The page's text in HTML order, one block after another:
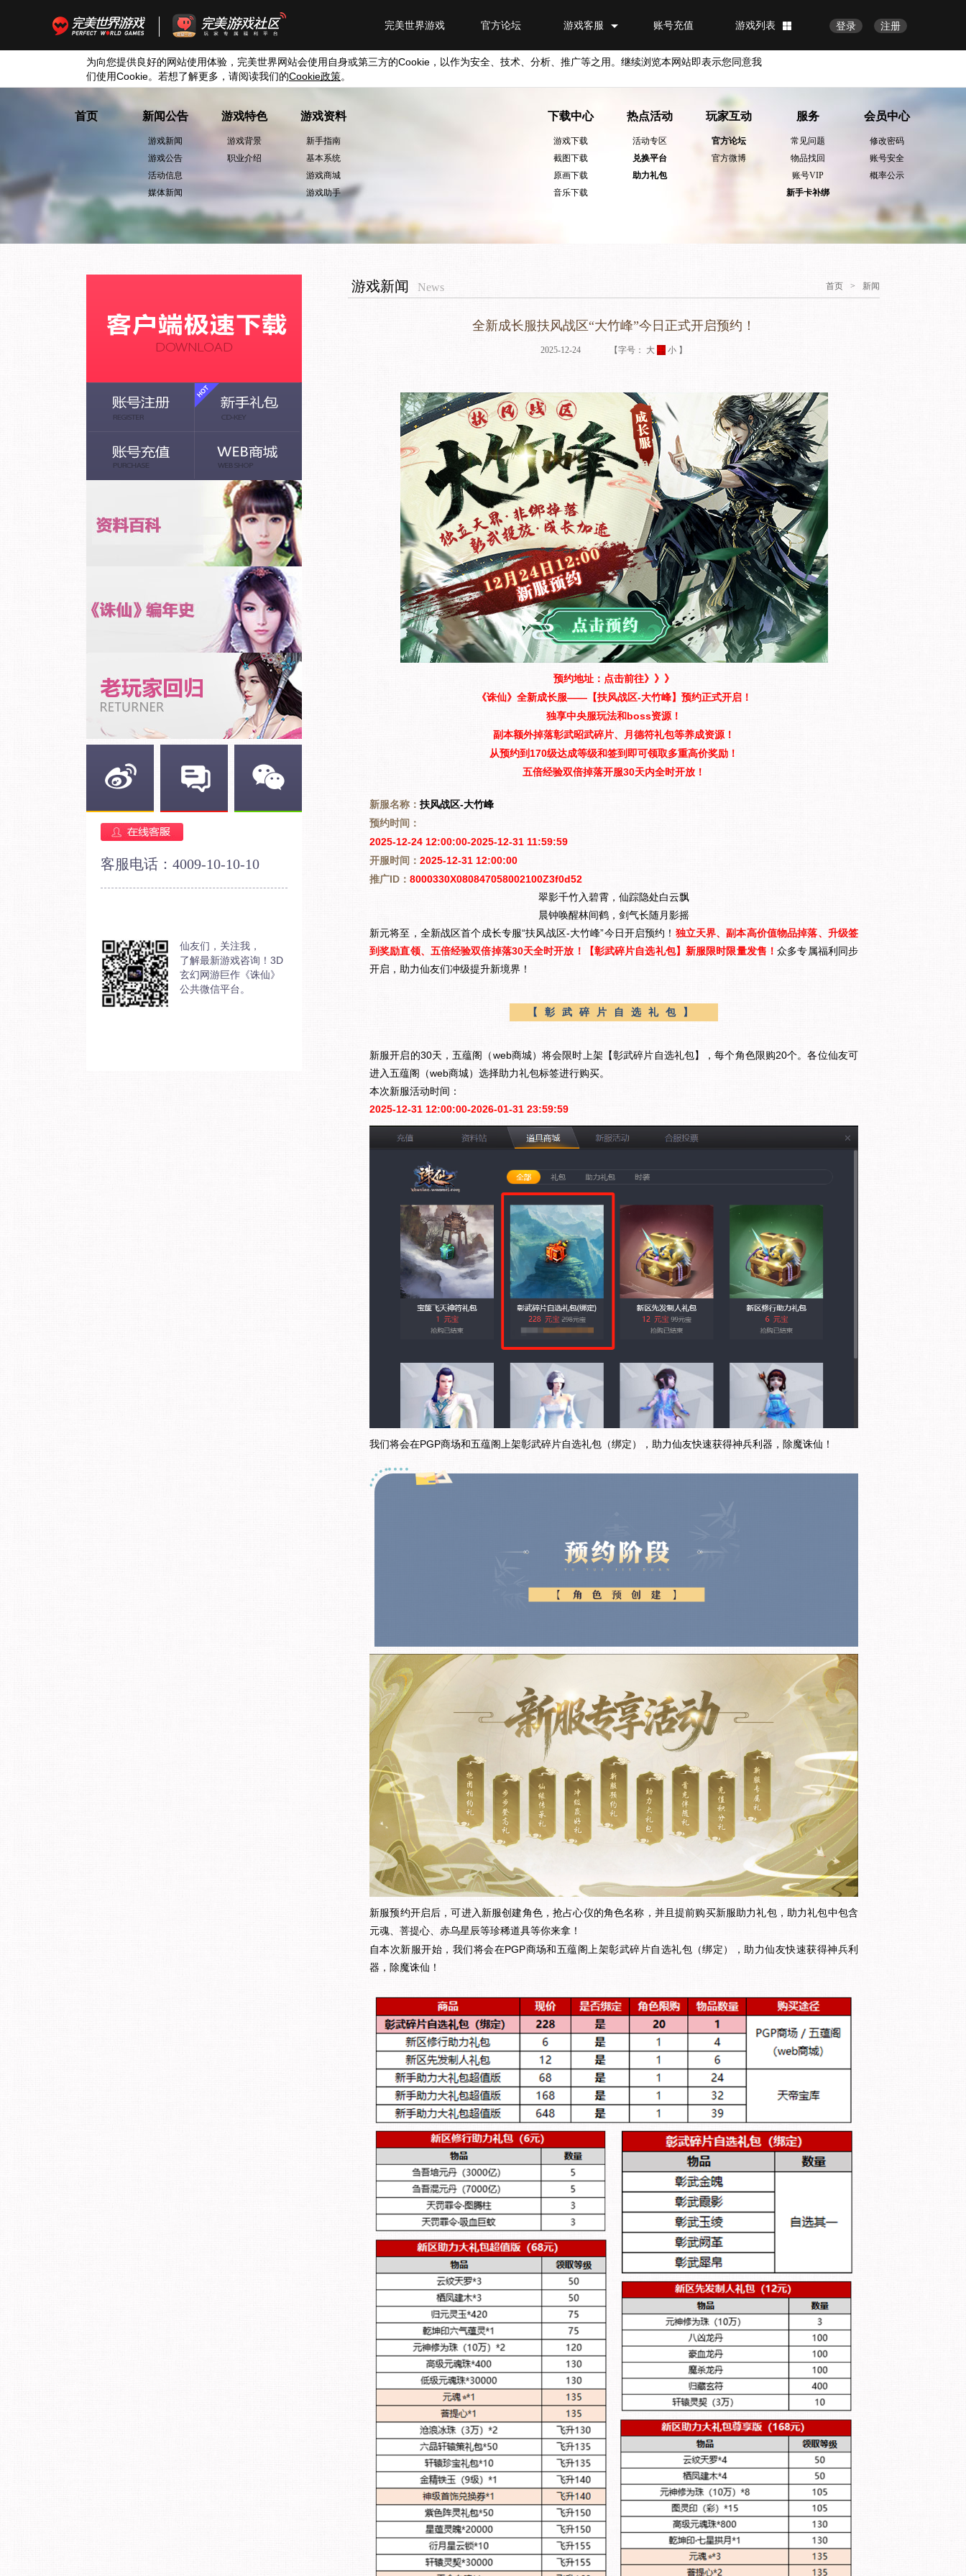
注册
登录
游戏列表
账号充值
游戏客服
官方论坛
完美世界游戏
为向您提供良好的网站使用体验，完美世界网站会使用自身或第三方的Cookie ，以作为安全、技术、分析、推广等之用。继续浏览本网站即表示您同意我
们使用Cookie。若想了解更多，请阅读我们的Cookie政策。
首页 新闻公告
游戏新闻
游戏公告
活动信息
媒体新闻
游戏特色
游戏背景
职业介绍
游戏资料
新手指南
基本系统
游戏商城
游戏助手
下载中心
游戏下载
截图下载
原画下载
音乐下载
热点活动
活动专区
兑换平台
助力礼包
玩家互动
官方论坛
官方微博
服务
常见问题
物品找回
账号VIP
新手卡补绑
会员中心
修改密码
账号安全
概率公示
客服电话：4009-10-10-10
仙友们，关注我，
了解最新游戏咨询！3D
玄幻网游巨作《诛仙》
公共微信平台。
首页 > 新闻
游戏新闻 News
全新成长服扶风战区“大竹峰”今日正式开启预约！
2025-12-24 【字号： 大 中 小 】
预约地址： 点击前往》》》
《诛仙》全新成长服——【扶风战区-大竹峰】预约正式开启！
独享中央服玩法和boss资源！
副本额外掉落彰武昭武碎片、月德符礼包等养成资源！
从预约到170级达成等级和签到即可领取多重高价奖励！
五倍经验双倍掉落开服30天内全时开放！
新服名称： 扶风战区-大竹峰
预约时间：
2025-12-24 12:00:00-2025-12-31 11:59:59
开服时间： 2025-12-31 12:00:00
推广ID： 8000330X080847058002100Z3f0d52
翠影千竹入碧霄，仙踪隐处白云飘
晨钟唤醒林间鹤，剑气长随月影摇
新元将至，全新战区首个成长专服“扶风战区-大竹峰”今日开启预约！ 独立天界、副本高价值物品掉落、升级签
到奖励直领、五倍经验双倍掉落30天全时开放！
【彰武碎片自选礼包】新服限时限量发售！众多专属福利同步
开启，助力仙友们冲级提升新境界！
【彰武碎片自选礼包】
新服开启的30天，五蕴阁（web商城）将会限时上架【彰武碎片自选礼包】，每个角色限购20个。各位仙友可
进入五蕴阁（web商城）选择助力礼包标签进行购买。
本次新服活动时间：
2025-12-31 12:00:00-2026-01-31 23:59:59
我们将会在PGP商场和五蕴阁上架彰武碎片自选礼包（绑定），助力仙友快速获得神兵利器，除魔诛仙！
新服预约开启后，可进入新服创建角色，抢占心仪的角色名称，并且提前购买新服助力礼包，助力礼包中包含
元魂、菩提心、赤乌星辰等珍稀道具等你来拿！
自本次新服开始，我们将会在PGP商场和五蕴阁上架彰武碎片自选礼包（绑定），助力仙友快速获得神兵利
器，除魔诛仙！